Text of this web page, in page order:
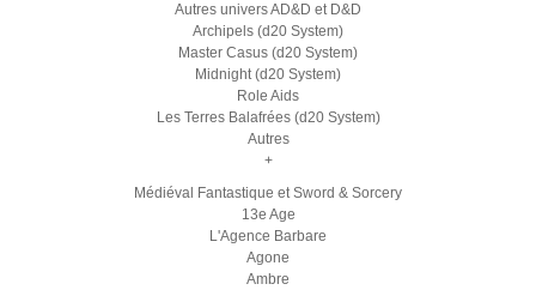
Autres univers AD&D et D&D
Archipels (d20 System)
Master Casus (d20 System)
Midnight (d20 System)
Role Aids
Les Terres Balafrées (d20 System)
Autres
+
Médiéval Fantastique et Sword & Sorcery
13e Age
L'Agence Barbare
Agone
Ambre